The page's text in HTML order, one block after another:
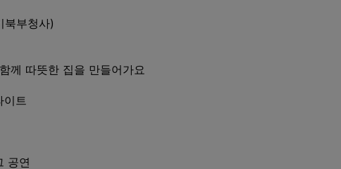
북부청사)
께 따뜻한 집을 만들어가요
이트
공연